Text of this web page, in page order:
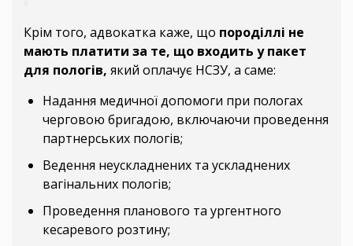
Крім того, адвокатка каже, що породіллі не
мають платити за те, що входить у пакет
для пологів, який оплачує НСЗУ, а саме:
Надання медичної допомоги при пологах
черговою бригадою, включаючи проведення
партнерських пологів;
Ведення неускладнених та ускладнених
вагінальних пологів;
Проведення планового та ургентного
кесаревого розтину;